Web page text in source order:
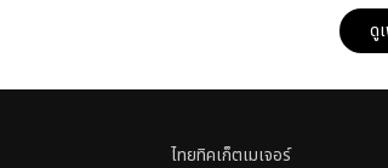
ดู
ไทยทิคเก็ตเมเจอร์